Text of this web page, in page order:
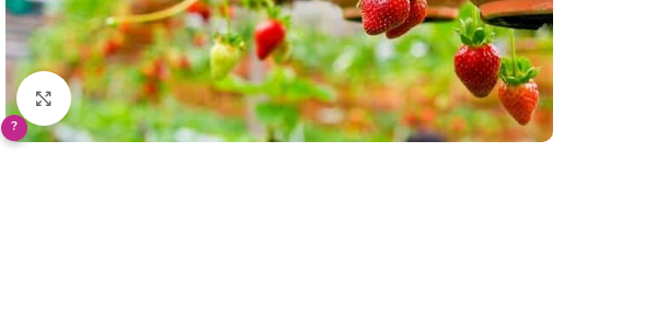
Klikněte pro zvětšení
?